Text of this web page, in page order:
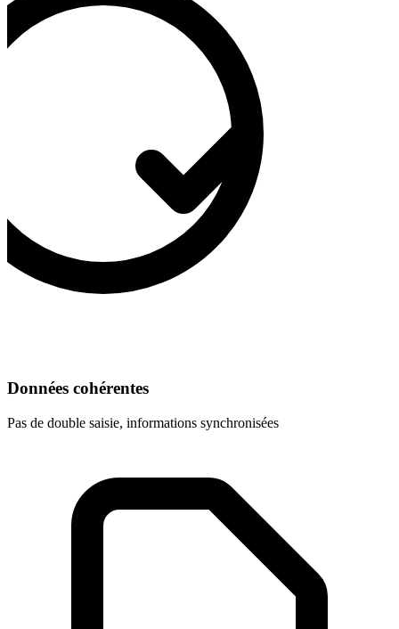
Données cohérentes
Pas de double saisie, informations synchronisées